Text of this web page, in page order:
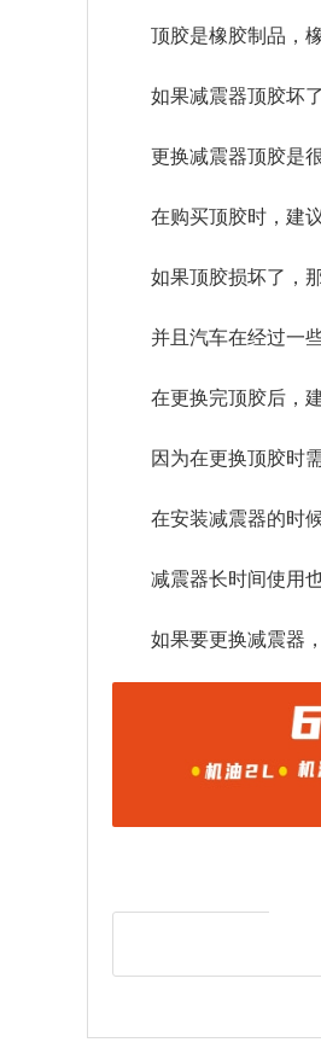
顶胶是橡胶制品，
如果减震器顶胶坏
更换减震器顶胶是
在购买顶胶时，建
如果顶胶损坏了，
并且汽车在经过一
在更换完顶胶后，
因为在更换顶胶时
在安装减震器的时
减震器长时间使用
如果要更换减震器